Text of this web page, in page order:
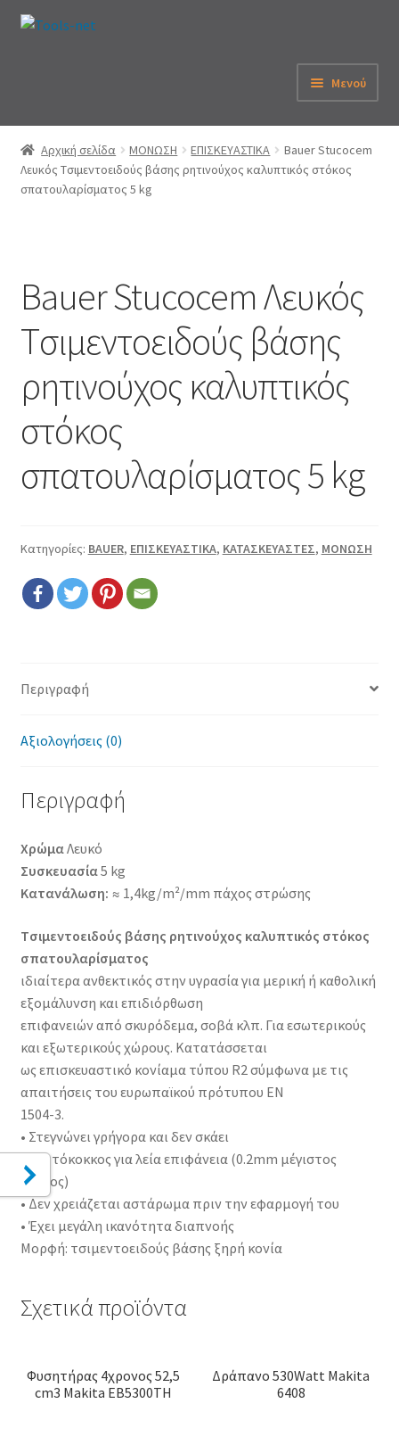
Απευθείας
Μετάβαση
Μενού
Αρχική
Εταιρεία
Καλάθι
Παραγγελία
Επικοινωνία
Αρχική σελίδα ΜΟΝΩΣΗ ΕΠΙΣΚΕΥΑΣΤΙΚΑ
Bauer Stucocem
Λευκός Tσιμεντοειδούς βάσης ρητινούχος καλυπτικός στόκος
σπατουλαρίσματος 5 kg
Bauer Stucocem Λευκός
Tσιμεντοειδούς βάσης
ρητινούχος καλυπτικός
στόκος
σπατουλαρίσματος 5 kg
Κατηγορίες: BAUER, ΕΠΙΣΚΕΥΑΣΤΙΚΑ, ΚΑΤΑΣΚΕΥΑΣΤΕΣ, ΜΟΝΩΣΗ
Περιγραφή
Αξιολογήσεις (0)
Περιγραφή
ΧρώμαΛευκό
Συσκευασία5 kg
Κατανάλωση: ≈ 1,4kg/m²/mm πάχος στρώσης
Tσιμεντοειδούς βάσης ρητινούχος καλυπτικός στόκος
σπατουλαρίσματος
ιδιαίτερα ανθεκτικός στην υγρασία για μερική ή καθολική
εξομάλυνση και επιδιόρθωση
επιφανειών από σκυρόδεμα, σοβά κλπ. Για εσωτερικούς
και εξωτερικούς χώρους. Κατατάσσεται
ως επισκευαστικό κονίαμα τύπου R2 σύμφωνα με τις
απαιτήσεις του ευρωπαϊκού πρότυπου ΕΝ
1504-3.
• Στεγνώνει γρήγορα και δεν σκάει
• Λεπτόκοκκος για λεία επιφάνεια (0.2mm μέγιστος
κόκκος)
• Δεν χρειάζεται αστάρωμα πριν την εφαρμογή του
• Έχει μεγάλη ικανότητα διαπνοής
Μορφή: τσιμεντοειδούς βάσης ξηρή κονία
Σχετικά προϊόντα
Φυσητήρας 4χρονος 52,5
cm3 Makita EB5300TH
Δράπανο 530Watt Makita
6408